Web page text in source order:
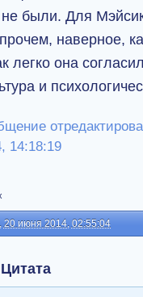
не были. Для
наверное,
легко она
и
14:18:19
20 июня 2014, 02:55:04
Цитата